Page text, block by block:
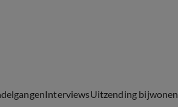
InterviewsUitzending bijwonen